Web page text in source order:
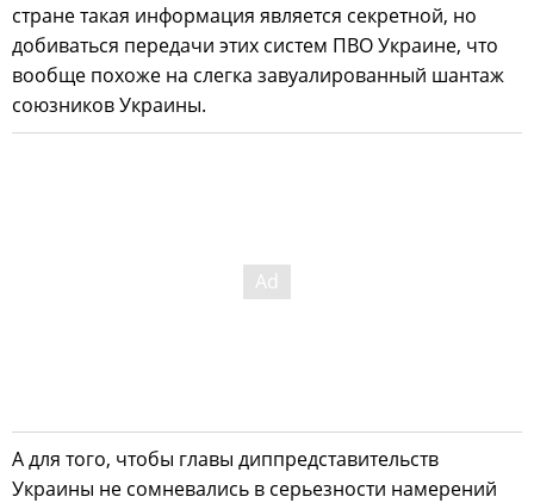
стране такая информация является секретной, но
добиваться передачи этих систем ПВО Украине, что
вообще похоже на слегка завуалированный шантаж
союзников Украины.
А для того, чтобы главы диппредставительств
Украины не сомневались в серьезности намерений